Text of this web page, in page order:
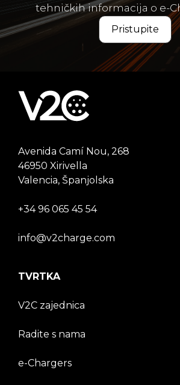
tehničkih informacija o e-
Pristupite
Avenida Camí Nou, 268
46950 Xirivella
Valencia, Španjolska
+34 96 065 45 54
info@v2charge.com
TVRTKA
V2C zajednica
Radite s nama
e-Chargers